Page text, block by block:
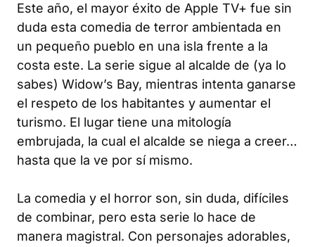
Este año, el mayor éxito de Apple TV+ fue sin
duda esta comedia de terror ambientada en
un pequeño pueblo en una isla frente a la
costa este. La serie sigue al alcalde de (ya lo
sabes) Widow’s Bay, mientras intenta ganarse
el respeto de los habitantes y aumentar el
turismo. El lugar tiene una mitología
embrujada, la cual el alcalde se niega a creer…
hasta que la ve por sí mismo.
La comedia y el horror son, sin duda, difíciles
de combinar, pero esta serie lo hace de
manera magistral. Con personajes adorables,